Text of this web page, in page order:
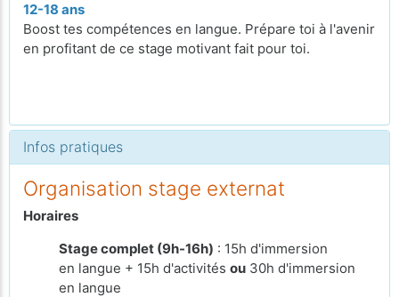
12-18 ans
Boost tes compétences en langue. Prépare toi à l'avenir
en profitant de ce stage motivant fait pour toi.
Infos pratiques
Organisation stage externat
Horaires
Stage complet (9h-16h) : 15h d'immersion
en langue + 15h d'activités ou 30h d'immersion
en langue